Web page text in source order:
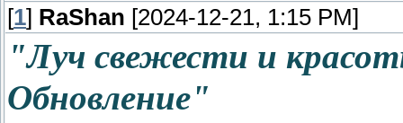
[1] RaShan [2024-12-21, 1:15 PM]
"Луч свежести и
Обновление"